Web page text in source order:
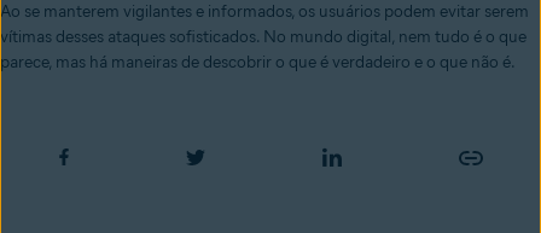
Ao se manterem vigilantes e informados, os usuários podem evitar serem
vítimas desses ataques sofisticados. No mundo digital, nem tudo é o que
parece, mas há maneiras de descobrir o que é verdadeiro e o que não é.